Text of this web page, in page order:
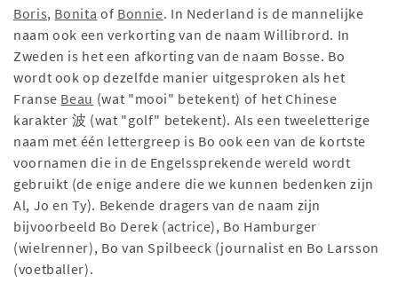
Boris, Bonita of Bonnie. In Nederland is de mannelijke
naam ook een verkorting van de naam Willibrord. In
Zweden is het een afkorting van de naam Bosse. Bo
wordt ook op dezelfde manier uitgesproken als het
Franse Beau (wat "mooi" betekent) of het Chinese
karakter 波 (wat "golf" betekent). Als een tweeletterige
naam met één lettergreep is Bo ook een van de kortste
voornamen die in de Engelssprekende wereld wordt
gebruikt (de enige andere die we kunnen bedenken zijn
Al, Jo en Ty). Bekende dragers van de naam zijn
bijvoorbeeld Bo Derek (actrice), Bo Hamburger
(wielrenner), Bo van Spilbeeck (journalist en Bo Larsson
(voetballer).